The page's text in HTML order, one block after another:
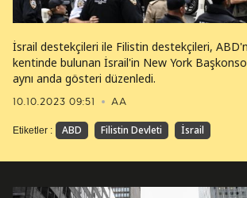
10.10.2023 09:51 AA
İsrail destekçileri ile Filistin destekçileri,
kentinde bulunan İsrail'in New York
aynı anda gösteri düzenledi.
Etiketler : ABD Filistin Devleti İsrail